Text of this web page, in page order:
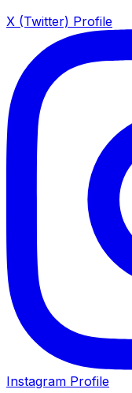
X (Twitter) Profile
Instagram Profile